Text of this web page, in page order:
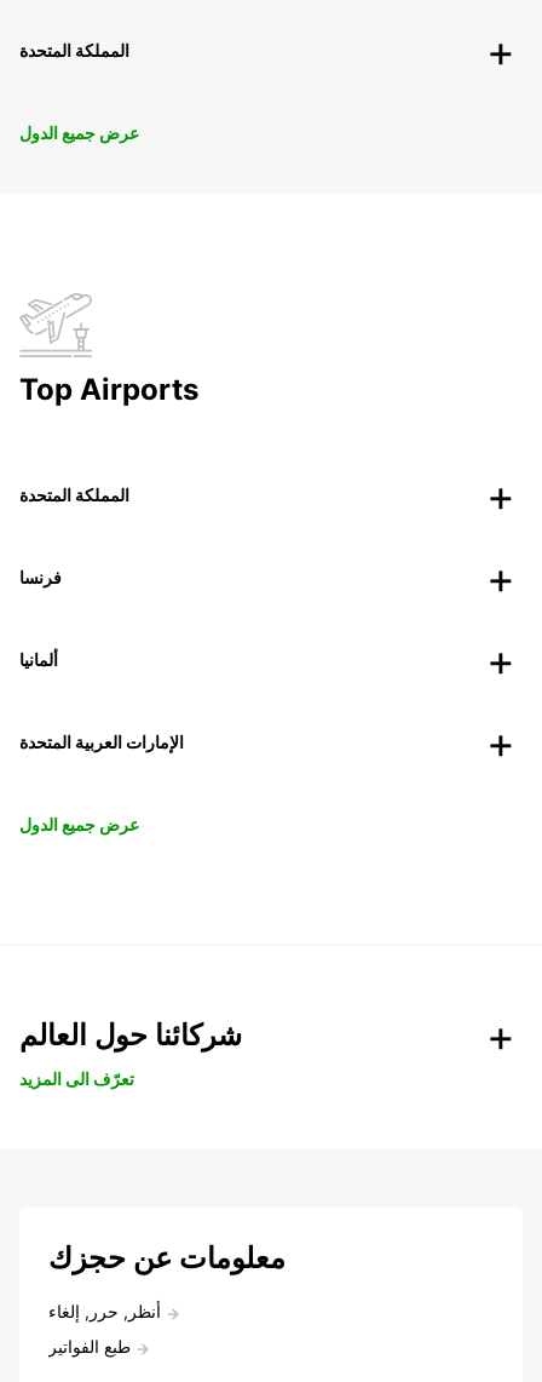
المملكة المتحدة
عرض جميع الدول
Top Airports
المملكة المتحدة
فرنسا
ألمانيا
الإمارات العربية المتحدة
عرض جميع الدول
شركائنا حول العالم
تعرّف الى المزيد
معلومات عن حجزك
أنظر, حرر, إلغاء
طبع الفواتير